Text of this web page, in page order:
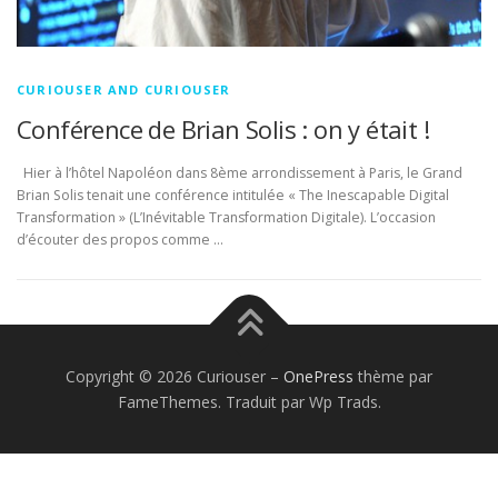
CURIOUSER AND CURIOUSER
Conférence de Brian Solis : on y était !
Hier à l’hôtel Napoléon dans 8ème arrondissement à Paris, le Grand
Brian Solis tenait une conférence intitulée « The Inescapable Digital
Transformation » (L’Inévitable Transformation Digitale). L’occasion
d’écouter des propos comme …
Copyright © 2026 Curiouser – OnePress thème par
FameThemes. Traduit par Wp Trads.